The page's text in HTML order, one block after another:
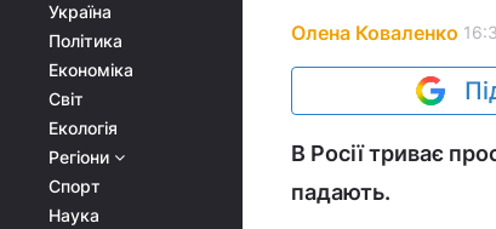
Україна
Політика
Економіка
Світ
Екологія
Регіони
Спорт
Наука
Олена Коваленко
В Росії триває
падають.